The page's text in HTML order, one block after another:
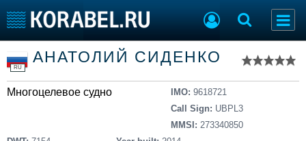
Тип судна
Добавить судно
Добавить проект
Последние 100
Пульс
Торговая площадка
Доска объявлений
RU
АНАТОЛИЙ СИДЕНКО
Многоцелевое судно IMO: 9618721
Call Sign: UBPL3
MMSI: 273340850